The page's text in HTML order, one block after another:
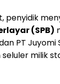
penyidik
(SPB)
PT Juyomi
milik